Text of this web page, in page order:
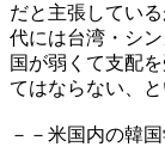
だと主張してい
代には台湾・シ
国が弱くて支配
てはならない、
－－米国内の韓国